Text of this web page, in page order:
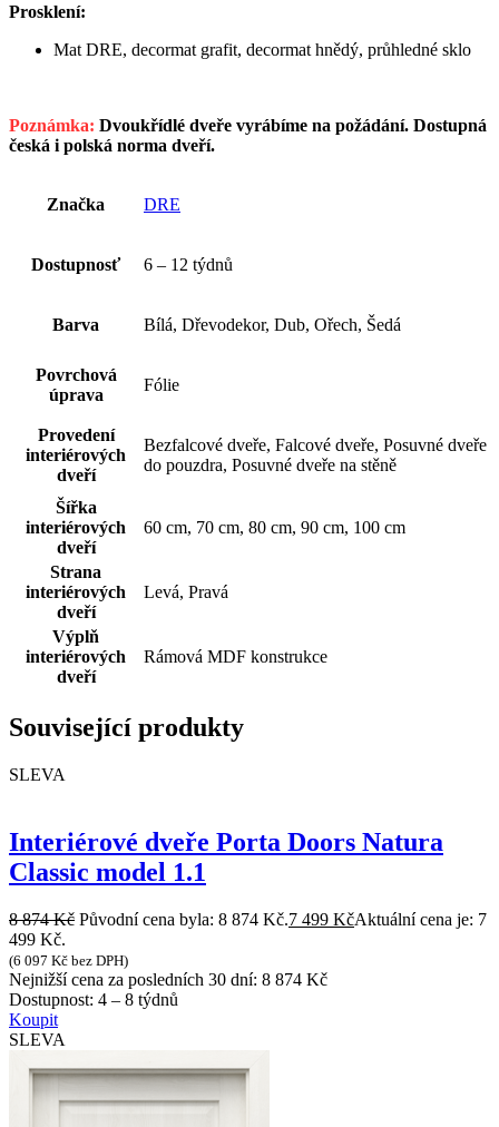
Prosklení:
Mat DRE, decormat grafit, decormat hnědý, průhledné sklo
Poznámka: Dvoukřídlé dveře vyrábíme na požádání. Dostupná
česká i polská norma dveří.
Značka DRE
Dostupnosť 6 – 12 týdnů
Barva Bílá, Dřevodekor, Dub, Ořech, Šedá
Povrchová
úprava
Fólie
Provedení
interiérových
dveří
Bezfalcové dveře, Falcové dveře, Posuvné dveře
do pouzdra, Posuvné dveře na stěně
Šířka
interiérových
dveří
60 cm, 70 cm, 80 cm, 90 cm, 100 cm
Strana
interiérových
dveří
Levá, Pravá
Výplň
interiérových
dveří
Rámová MDF konstrukce
Související produkty
SLEVA
Interiérové dveře Porta Doors Natura
Classic model 1.1
8 874Kč Původní cena byla: 8 874 Kč.7 499 KčAktuální cena je: 7
499 Kč.
(6 097 Kč bez DPH)
Nejnižší cena za posledních 30 dní: 8 874 Kč
Dostupnost: 4 – 8 týdnů
Koupit
SLEVA